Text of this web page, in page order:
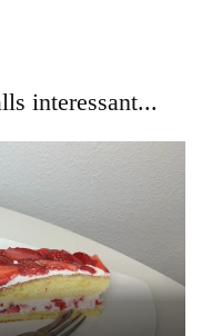
interessant...